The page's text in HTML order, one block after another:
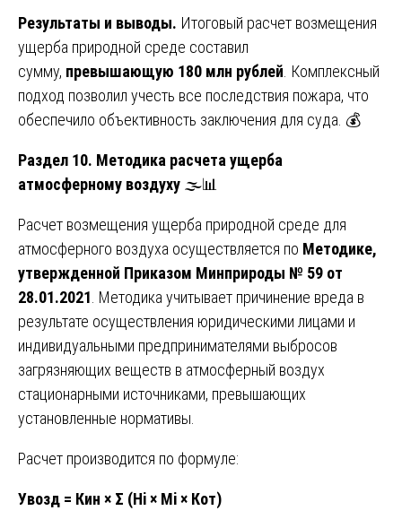
Результаты и выводы. Итоговый расчет возмещения
ущерба природной среде составил
сумму, превышающую 180 млн рублей . Комплексный
подход позволил учесть все последствия пожара, что
обеспечило объективность заключения для суда. 💰
Раздел 10. Методика расчета ущерба
атмосферному воздуху 🌫️📊
Расчет возмещения ущерба природной среде для
атмосферного воздуха осуществляется по Методике,
утвержденной Приказом Минприроды № 59 от
28.01.2021 . Методика учитывает причинение вреда в
результате осуществления юридическими лицами и
индивидуальными предпринимателями выбросов
загрязняющих веществ в атмосферный воздух
стационарными источниками, превышающих
установленные нормативы.
Расчет производится по формуле:
Увозд = Кин × Σ (Нi × Мi × Кот)